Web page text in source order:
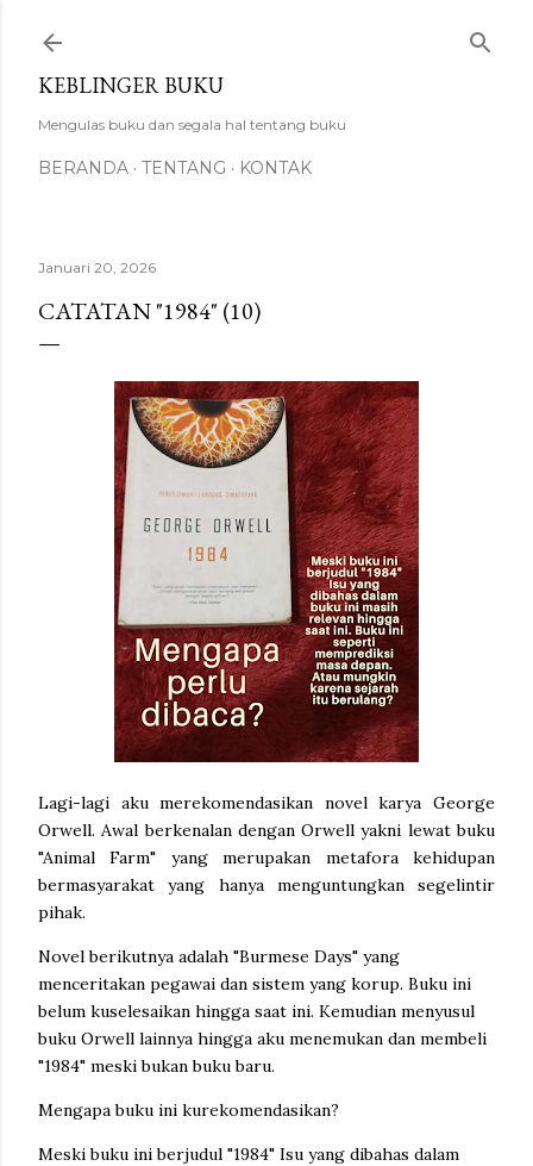
KEBLINGER BUKU
Mengulas buku dan segala hal tentang buku
BERANDA TENTANG KONTAK
Januari 20, 2026
CATATAN "1984" (10)
Lagi-lagi aku merekomendasikan novel karya George
Orwell. Awal berkenalan dengan Orwell yakni lewat buku
"Animal Farm" yang merupakan metafora kehidupan
bermasyarakat yang hanya menguntungkan segelintir
pihak.
Novel berikutnya adalah "Burmese Days" yang
menceritakan pegawai dan sistem yang korup. Buku ini
belum kuselesaikan hingga saat ini. Kemudian menyusul
buku Orwell lainnya hingga aku menemukan dan membeli
"1984" meski bukan buku baru.
Mengapa buku ini kurekomendasikan?
Meski buku ini berjudul "1984" Isu yang dibahas dalam